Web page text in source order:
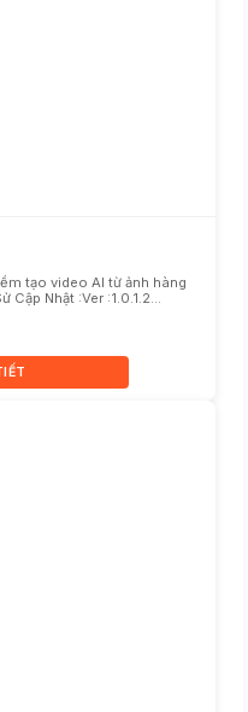
tạo video AI từ ảnh hàng
Nhật :Ver :1.0.1.2